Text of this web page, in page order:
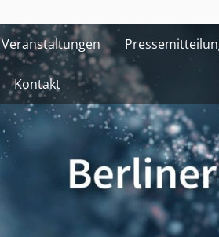
Veranstaltungen
Kontakt